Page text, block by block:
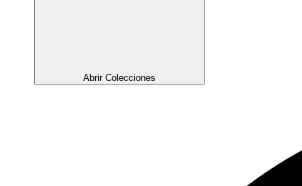
Abrir Colecciones